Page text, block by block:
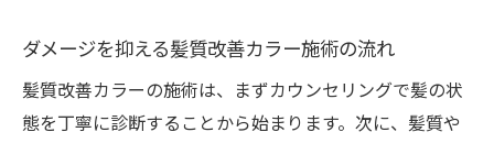
カラー後も艶を保つ髪質改善ケアのコツ
髪質改善カラーで傷みにくい髪を実現
艶やかな髪に必要な髪質改善カラーの選択
ダメージを抑える髪質改善カラー施術の流れ
髪質改善カラーの施術は、まずカウンセリングで髪の状
態を丁寧に診断することから始まります。次に、髪質や